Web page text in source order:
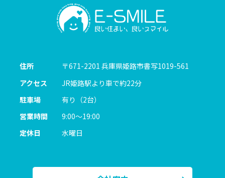
住所 〒671-2201 兵庫県姫路市書写1019-561
アクセス
JR姫路駅より車で約22分
駐車場
有り（2台）
営業時間
9:00～19:00
定休日
水曜日